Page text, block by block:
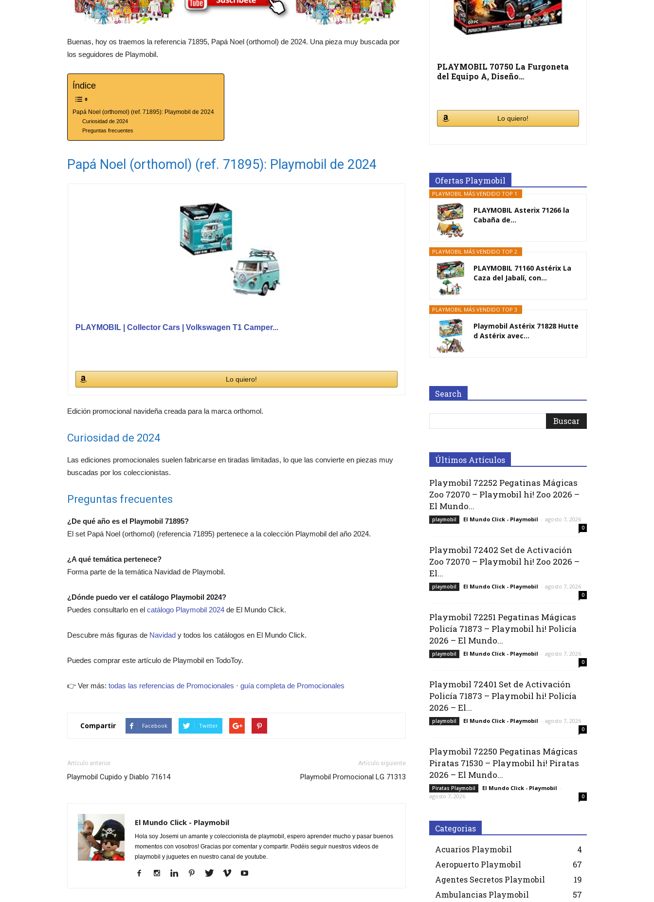
Buenas, hoy os traemos la referencia 71895, Papá Noel (orthomol) de 2024. Una pieza muy buscada por
los seguidores de Playmobil.
Índice
Papá Noel (orthomol) (ref. 71895): Playmobil de 2024
Curiosidad de 2024
Preguntas frecuentes
Papá Noel (orthomol) (ref. 71895): Playmobil de 2024
PLAYMOBIL | Collector Cars | Volkswagen T1 Camper...
Lo quiero!
Edición promocional navideña creada para la marca orthomol.
Curiosidad de 2024
Las ediciones promocionales suelen fabricarse en tiradas limitadas, lo que las convierte en piezas muy
buscadas por los coleccionistas.
Preguntas frecuentes
¿De qué año es el Playmobil 71895?
El set Papá Noel (orthomol) (referencia 71895) pertenece a la colección Playmobil del año 2024.
¿A qué temática pertenece?
Forma parte de la temática Navidad de Playmobil.
¿Dónde puedo ver el catálogo Playmobil 2024?
Puedes consultarlo en el catálogo Playmobil 2024 de El Mundo Click.
Descubre más figuras de Navidad y todos los catálogos en El Mundo Click.
Puedes comprar este artículo de Playmobil en TodoToy.
👉 Ver más: todas las referencias de Promocionales · guía completa de Promocionales
Compartir Facebook Twitter
Artículo anterior
Playmobil Cupido y Diablo 71614
Artículo siguiente
Playmobil Promocional LG 71313
El Mundo Click - Playmobil
Hola soy Josemi un amante y coleccionista de playmobil, espero aprender mucho y pasar buenos
momentos con vosotros! Gracias por comentar y compartir. Podéis seguir nuestros videos de
playmobil y juguetes en nuestro canal de youtube.
PLAYMOBIL 70750 La Furgoneta
del Equipo A, Diseño…
Lo quiero!
Ofertas Playmobil
PLAYMOBIL MÁS VENDIDO TOP 1
PLAYMOBIL Asterix 71266 la
Cabaña de...
PLAYMOBIL MÁS VENDIDO TOP 2
PLAYMOBIL 71160 Astérix La
Caza del Jabalí, con...
PLAYMOBIL MÁS VENDIDO TOP 3
Playmobil Astérix 71828 Hutte
d Astérix avec...
Search
Últimos Artículos
Playmobil 72252 Pegatinas Mágicas
Zoo 72070 – Playmobil hi! Zoo 2026 –
El Mundo...
playmobil El Mundo Click - Playmobil - agosto 7, 2026
0
Playmobil 72402 Set de Activación
Zoo 72070 – Playmobil hi! Zoo 2026 –
El...
playmobil El Mundo Click - Playmobil - agosto 7, 2026
0
Playmobil 72251 Pegatinas Mágicas
Policía 71873 – Playmobil hi! Policía
2026 – El Mundo...
playmobil El Mundo Click - Playmobil - agosto 7, 2026
0
Playmobil 72401 Set de Activación
Policía 71873 – Playmobil hi! Policía
2026 – El...
playmobil El Mundo Click - Playmobil - agosto 7, 2026
0
Playmobil 72250 Pegatinas Mágicas
Piratas 71530 – Playmobil hi! Piratas
2026 – El Mundo...
Piratas Playmobil El Mundo Click - Playmobil -
agosto 7, 2026
0
Categorias
Acuarios Playmobil
4
Aeropuerto Playmobil
67
Agentes Secretos Playmobil
19
Ambulancias Playmobil
57